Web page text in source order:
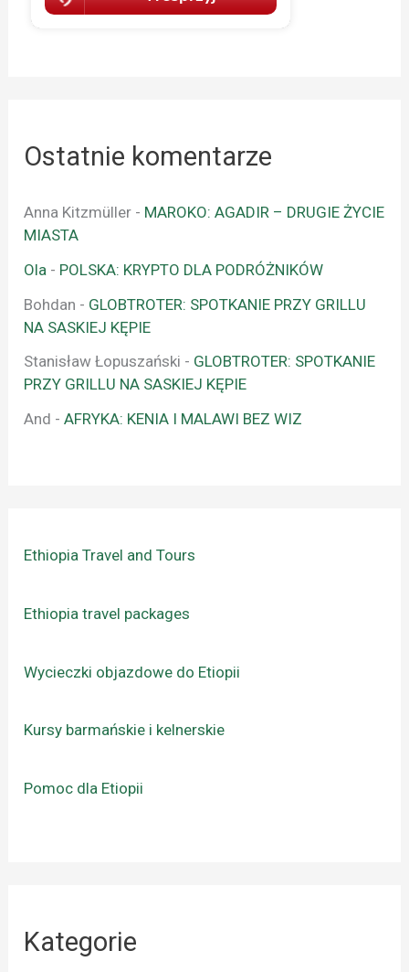
Ostatnie komentarze
Anna Kitzmüller - MAROKO: AGADIR – DRUGIE ŻYCIE
MIASTA
Ola - POLSKA: KRYPTO DLA PODRÓŻNIKÓW
Bohdan - GLOBTROTER: SPOTKANIE PRZY GRILLU
NA SASKIEJ KĘPIE
Stanisław Łopuszański - GLOBTROTER: SPOTKANIE
PRZY GRILLU NA SASKIEJ KĘPIE
And -AFRYKA: KENIA I MALAWI BEZ WIZ
Ethiopia Travel and Tours
Ethiopia travel packages
Wycieczki objazdowe do Etiopii
Kursy barmańskie i kelnerskie
Pomoc dla Etiopii
Kategorie